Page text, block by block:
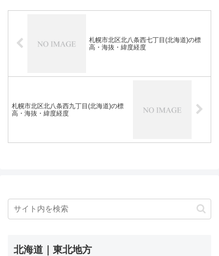
札幌市北区北八条西七丁目(北海道)の標
高・海抜・緯度経度
札幌市北区北八条西九丁目(北海道)の標
高・海抜・緯度経度
北海道｜東北地方